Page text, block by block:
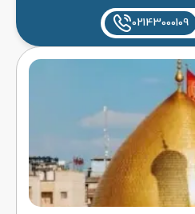
02143000109